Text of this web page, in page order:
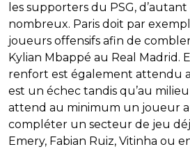
les supporters du PSG,
nombreux. Paris doit par
joueurs offensifs afin de
Kylian Mbappé au Real Madrid.
renfort est également attendu
est un échec tandis qu’au
attend au minimum un joueur
compléter un secteur de jeu
Emery, Fabian Ruiz, Vitinha ou